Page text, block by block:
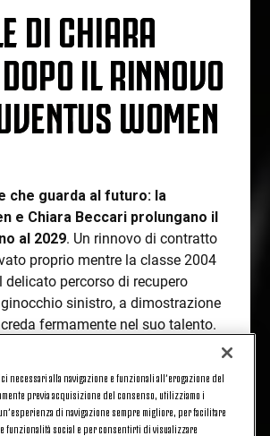
DI CHIARA
IL RINNOVO
WOMEN
che guarda al futuro: la
e Chiara Beccari prolungano il
al 2029. Un rinnovo di contratto
proprio mentre la classe 2004
delicato percorso di recupero
sinistro, a dimostrazione
fermamente nel suo talento.
con la Juventus Women è
e, soprattutto in un momento
necessari alla navigazione e funzionali all’erogazione del
previa acquisizione del consenso, utilizziamo i
di navigazione sempre migliore, per facilitare
funzionalità social e per consentirti di visualizzare